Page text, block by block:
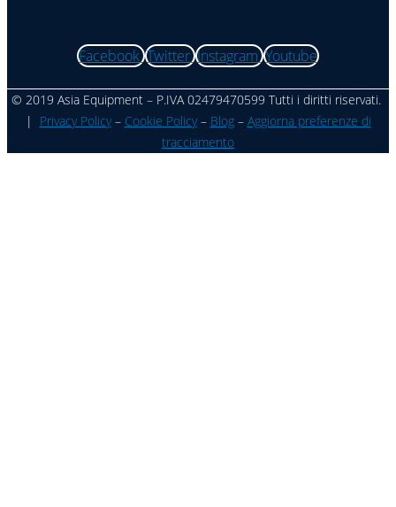
Facebook Twitter Instagram Youtube
© 2019 Asia Equipment – P.IVA 02479470599 Tutti i diritti riservati.
| Privacy Policy– Cookie Policy– Blog– Aggiorna preferenze di
tracciamento